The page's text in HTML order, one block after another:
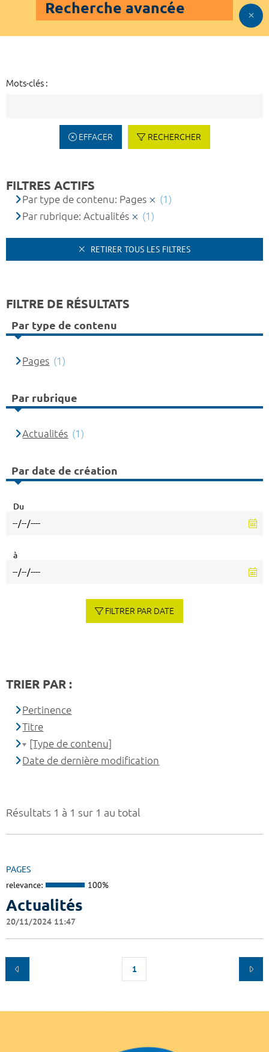
Recherche avancée
Mots-clés :
EFFACER RECHERCHER
Résultats 1 à 1 sur 1 au total
PAGES
relevance: 100%
Actualités
20/11/2024 11:47
1
FILTRES ACTIFS
Par type de contenu: Pages
(1)
Par rubrique: Actualités
(1)
RETIRER TOUS LES FILTRES
FILTRE DE RÉSULTATS
Par type de contenu
Pages (1)
Par rubrique
Actualités (1)
Par date de création
Du
à
FILTRER PAR DATE
TRIER PAR :
Pertinence
Titre
[Type de contenu]
Date de dernière modification